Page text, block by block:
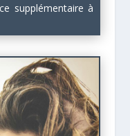
supplémentaire à